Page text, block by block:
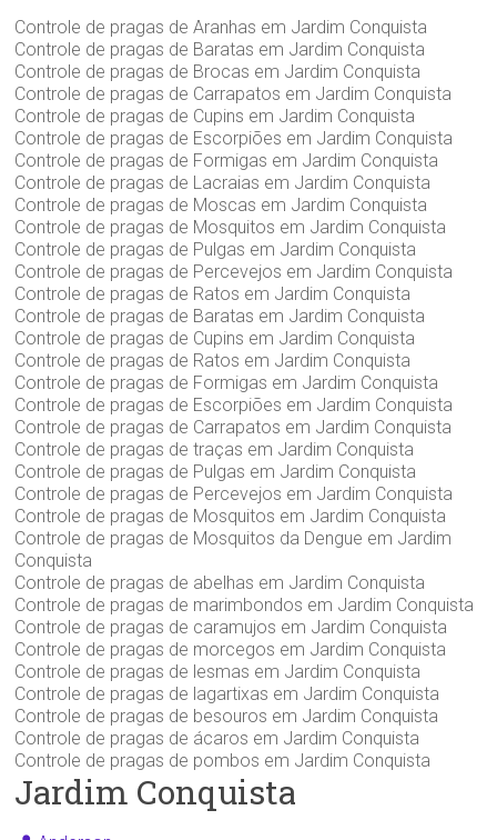
Controle de pragas de Aranhas em Jardim Conquista
Controle de pragas de Baratas em Jardim Conquista
Controle de pragas de Brocas em Jardim Conquista
Controle de pragas de Carrapatos em Jardim Conquista
Controle de pragas de Cupins em Jardim Conquista
Controle de pragas de Escorpiões em Jardim Conquista
Controle de pragas de Formigas em Jardim Conquista
Controle de pragas de Lacraias em Jardim Conquista
Controle de pragas de Moscas em Jardim Conquista
Controle de pragas de Mosquitos em Jardim Conquista
Controle de pragas de Pulgas em Jardim Conquista
Controle de pragas de Percevejos em Jardim Conquista
Controle de pragas de Ratos em Jardim Conquista
Controle de pragas de Baratas em Jardim Conquista
Controle de pragas de Cupins em Jardim Conquista
Controle de pragas de Ratos em Jardim Conquista
Controle de pragas de Formigas em Jardim Conquista
Controle de pragas de Escorpiões em Jardim Conquista
Controle de pragas de Carrapatos em Jardim Conquista
Controle de pragas de traças em Jardim Conquista
Controle de pragas de Pulgas em Jardim Conquista
Controle de pragas de Percevejos em Jardim Conquista
Controle de pragas de Mosquitos em Jardim Conquista
Controle de pragas de Mosquitos da Dengue em Jardim
Conquista
Controle de pragas de abelhas em Jardim Conquista
Controle de pragas de marimbondos em Jardim Conquista
Controle de pragas de caramujos em Jardim Conquista
Controle de pragas de morcegos em Jardim Conquista
Controle de pragas de lesmas em Jardim Conquista
Controle de pragas de lagartixas em Jardim Conquista
Controle de pragas de besouros em Jardim Conquista
Controle de pragas de ácaros em Jardim Conquista
Controle de pragas de pombos em Jardim Conquista
Jardim Conquista